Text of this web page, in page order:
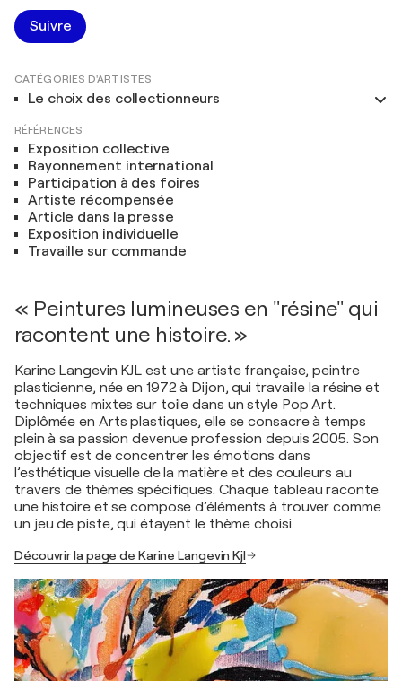
Suivre
CATÉGORIES D'ARTISTES
Le choix des collectionneurs
RÉFÉRENCES
Exposition collective
Rayonnement international
Participation à des foires
Artiste récompensée
Article dans la presse
Exposition individuelle
Travaille sur commande
« Peintures lumineuses en "résine" qui
racontent une histoire. »
Karine Langevin KJL est une artiste française, peintre
plasticienne, née en 1972 à Dijon, qui travaille la résine et
techniques mixtes sur toile dans un style Pop Art.
Diplômée en Arts plastiques, elle se consacre à temps
plein à sa passion devenue profession depuis 2005. Son
objectif est de concentrer les émotions dans
l’esthétique visuelle de la matière et des couleurs au
travers de thèmes spécifiques. Chaque tableau raconte
une histoire et se compose d’éléments à trouver comme
un jeu de piste, qui étayent le thème choisi.
Découvrir la page de Karine Langevin Kjl